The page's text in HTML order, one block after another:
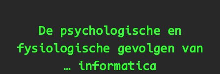
De psychologische en
fysiologische gevolgen van
… informatica